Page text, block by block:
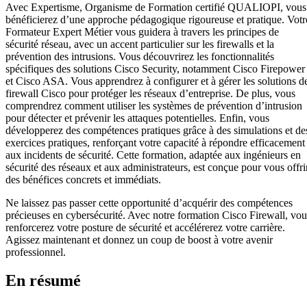
Avec Expertisme, Organisme de Formation certifié QUALIOPI, vous
bénéficierez d’une approche pédagogique rigoureuse et pratique.
Formateur Expert Métier vous guidera à travers les principes de
sécurité réseau, avec un accent particulier sur les firewalls et la
prévention des intrusions. Vous découvrirez les fonctionnalités
spécifiques des solutions Cisco Security, notamment Cisco Firepower
et Cisco ASA. Vous apprendrez à configurer et à gérer les solutions
firewall Cisco pour protéger les réseaux d’entreprise. De plus, vous
comprendrez comment utiliser les systèmes de prévention d’intrusion
pour détecter et prévenir les attaques potentielles. Enfin, vous
développerez des compétences pratiques grâce à des simulations et
exercices pratiques, renforçant votre capacité à répondre efficacement
aux incidents de sécurité. Cette formation, adaptée aux ingénieurs en
sécurité des réseaux et aux administrateurs, est conçue pour vous
des bénéfices concrets et immédiats.
Ne laissez pas passer cette opportunité d’acquérir des compétences
précieuses en cybersécurité. Avec notre formation Cisco Firewall,
renforcerez votre posture de sécurité et accélérerez votre carrière.
Agissez maintenant et donnez un coup de boost à votre avenir
professionnel.
En résumé